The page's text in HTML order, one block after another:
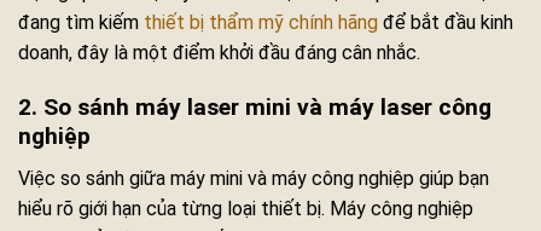
đang tìm kiếm thiết bị thẩm mỹ chính hãng để bắt đầu kinh
doanh, đây là một điểm khởi đầu đáng cân nhắc.
2. So sánh máy laser mini và máy laser công
nghiệp
Việc so sánh giữa máy mini và máy công nghiệp giúp bạn
hiểu rõ giới hạn của từng loại thiết bị. Máy công nghiệp